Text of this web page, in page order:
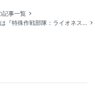
記事一覧
【1月海外ドラマランキングTOP20】新作では『特殊作戦部隊：ライオネス』『テッド ザ・シリーズ』がランクイン